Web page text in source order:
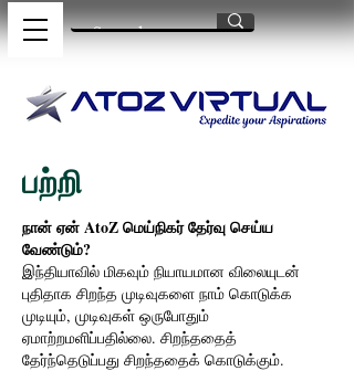
பற்றி
நான் ஏன் AtoZ மெய்நிகர் தேர்வு செய்ய
வேண்டும்?
இந்தியாவில் மிகவும் நியாயமான விலையுடன்
புதிதாக சிறந்த முடிவுகளை நாம் கொடுக்க
முடியும், முடிவுகள் ஒருபோதும்
ஏமாற்றமளிப்பதில்லை. சிறந்ததைத்
தேர்ந்தெடுப்பது சிறந்ததைக் கொடுக்கும்.